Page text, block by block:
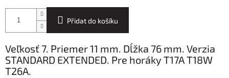
Přidat do košíku
Veľkosť 7. Priemer 11 mm. Dĺžka 76 mm. Verzia
STANDARD EXTENDED. Pre horáky T17A T18W
T26A.